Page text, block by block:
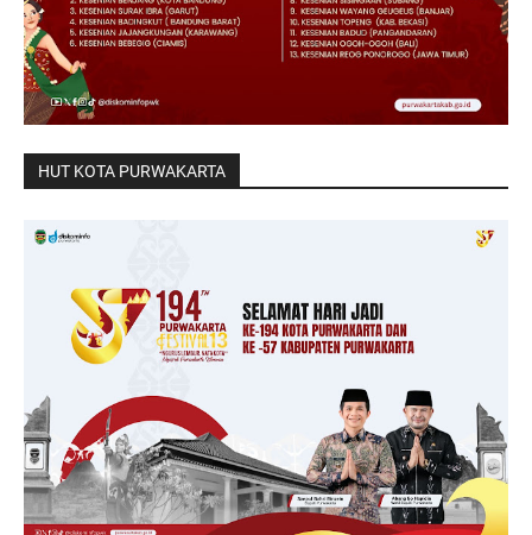
HUT KOTA PURWAKARTA